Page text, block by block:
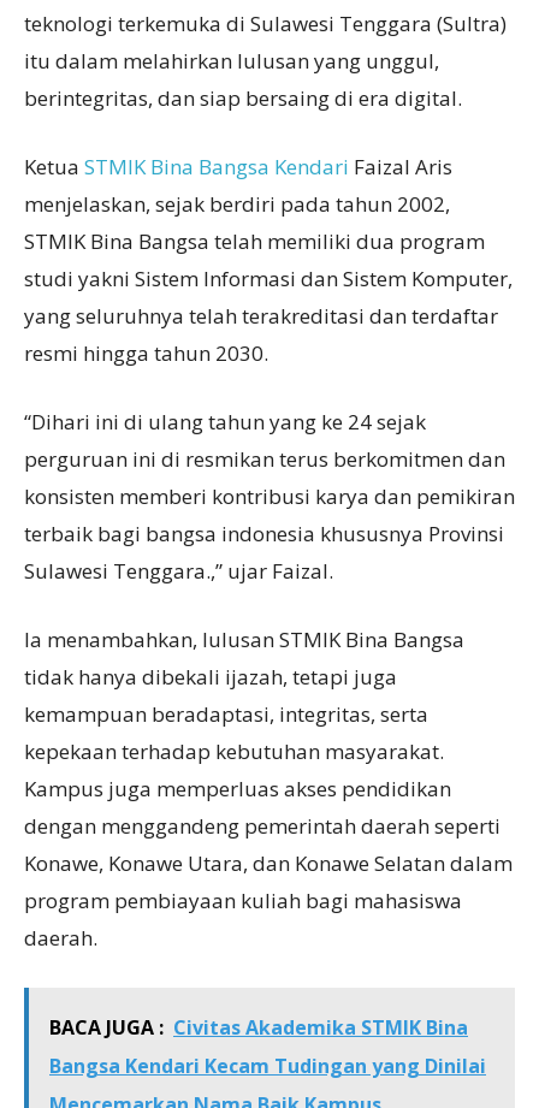
teknologi terkemuka di Sulawesi Tenggara (Sultra)
itu dalam melahirkan lulusan yang unggul,
berintegritas, dan siap bersaing di era digital.
Ketua STMIK Bina Bangsa Kendari Faizal Aris
menjelaskan, sejak berdiri pada tahun 2002,
STMIK Bina Bangsa telah memiliki dua program
studi yakni Sistem Informasi dan Sistem Komputer,
yang seluruhnya telah terakreditasi dan terdaftar
resmi hingga tahun 2030.
“Dihari ini di ulang tahun yang ke 24 sejak
perguruan ini di resmikan terus berkomitmen dan
konsisten memberi kontribusi karya dan pemikiran
terbaik bagi bangsa indonesia khususnya Provinsi
Sulawesi Tenggara.,” ujar Faizal.
Ia menambahkan, lulusan STMIK Bina Bangsa
tidak hanya dibekali ijazah, tetapi juga
kemampuan beradaptasi, integritas, serta
kepekaan terhadap kebutuhan masyarakat.
Kampus juga memperluas akses pendidikan
dengan menggandeng pemerintah daerah seperti
Konawe, Konawe Utara, dan Konawe Selatan dalam
program pembiayaan kuliah bagi mahasiswa
daerah.
BACA JUGA : Civitas Akademika STMIK Bina
Bangsa Kendari Kecam Tudingan yang Dinilai